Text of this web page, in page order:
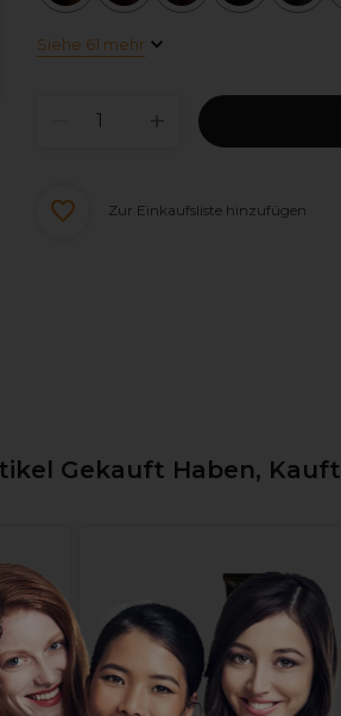
Siehe 61 mehr
Zur Einkaufsliste hinzufügen
Gekauft Haben,